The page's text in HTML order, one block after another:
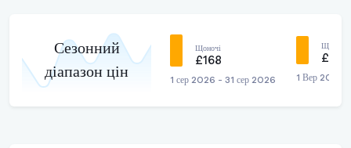
Сезонний
діапазон цін
Щоночі
£168
1 сер 2026 - 31 сер 2026
Щоночі
£154
1 Вер 2026